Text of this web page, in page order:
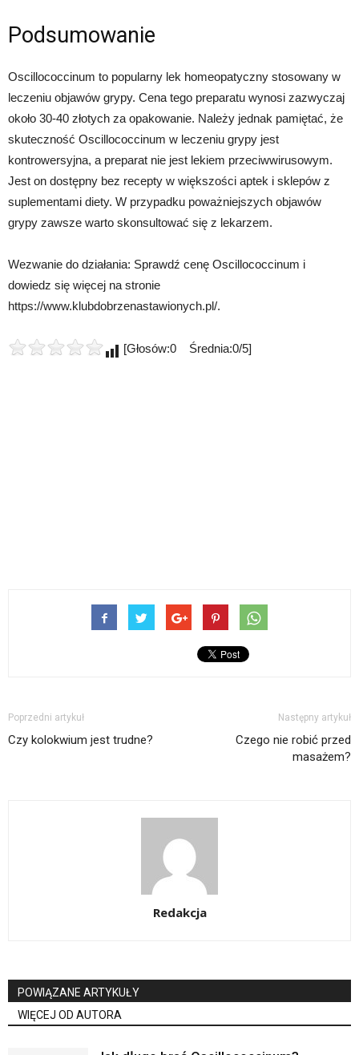
Podsumowanie
Oscillococcinum to popularny lek homeopatyczny stosowany w
leczeniu objawów grypy. Cena tego preparatu wynosi zazwyczaj
około 30-40 złotych za opakowanie. Należy jednak pamiętać, że
skuteczność Oscillococcinum w leczeniu grypy jest
kontrowersyjna, a preparat nie jest lekiem przeciwwirusowym.
Jest on dostępny bez recepty w większości aptek i sklepów z
suplementami diety. W przypadku poważniejszych objawów
grypy zawsze warto skonsultować się z lekarzem.
Wezwanie do działania: Sprawdź cenę Oscillococcinum i
dowiedz się więcej na stronie
https://www.klubdobrzenastawionych.pl/.
[Głosów:0 Średnia:0/5]
Poprzedni artykuł
Czy kolokwium jest trudne?
Następny artykuł
Czego nie robić przed
masażem?
Redakcja
POWIĄZANE ARTYKUŁY
WIĘCEJ OD AUTORA